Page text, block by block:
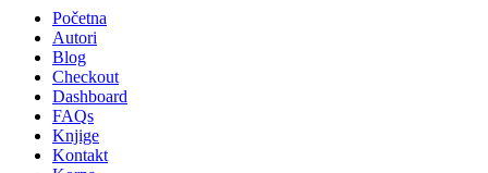
Početna
Autori
Blog
Checkout
Dashboard
FAQs
Knjige
Kontakt